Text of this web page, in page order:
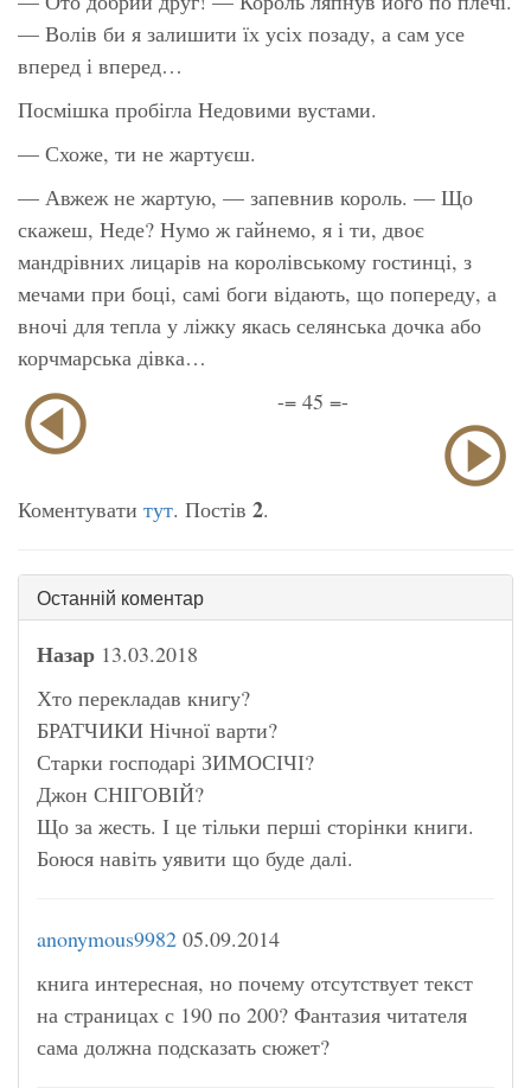
— Волів би я залишити їх усіх позаду, а сам усе
вперед і вперед…
Посмішка пробігла Недовими вустами.
— Схоже, ти не жартуєш.
— Авжеж не жартую, — запевнив король. — Що
скажеш, Неде? Нумо ж гайнемо, я і ти, двоє
мандрівних лицарів на королівському гостинці, з
мечами при боці, самі боги відають, що попереду, а
вночі для тепла у ліжку якась селянська дочка або
корчмарська дівка…
-= 45 =-
Коментувати тут. Постів 2.
Останній коментар
Назар 13.03.2018
Хто перекладав книгу?
БРАТЧИКИ Нічної варти?
Старки господарі ЗИМОСІЧІ?
Джон СНІГОВІЙ?
Що за жесть. І це тільки перші сторінки книги.
Боюся навіть уявити що буде далі.
anonymous9982 05.09.2014
книга интересная, но почему отсутствует текст
на страницах с 190 по 200? Фантазия читателя
сама должна подсказать сюжет?